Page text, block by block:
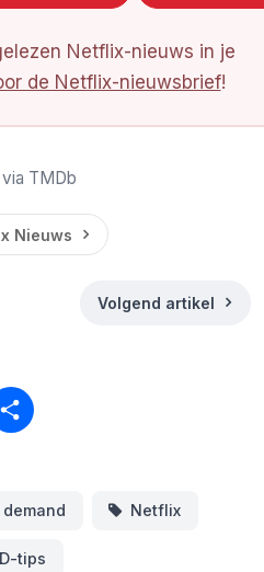
Netflix-nieuws in je
de Netflix-nieuwsbrief!
TMDb
Nieuws
Volgend artikel
Netflix
tips